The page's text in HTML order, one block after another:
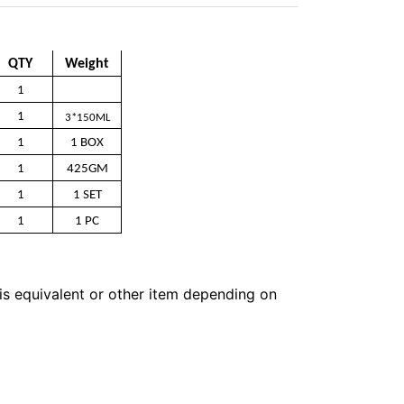
QTY Weight
1
1
3*150ML
1
1 BOX
1
425GM
1
1 SET
1
1 PC
equivalent or other item depending on